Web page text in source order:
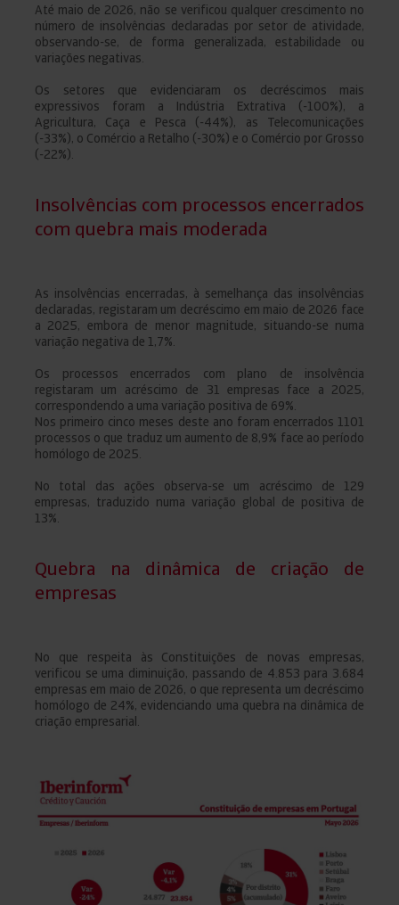
Até maio de 2026, não se verificou qualquer crescimento no
número de insolvências declaradas por setor de atividade,
observando-se, de forma generalizada, estabilidade ou
variações negativas.
Os setores que evidenciaram os decréscimos mais
expressivos foram a Indústria Extrativa (-100%), a
Agricultura, Caça e Pesca (-44%), as Telecomunicações
(-33%), o Comércio a Retalho (-30%) e o Comércio por Grosso
(-22%).
Insolvências com processos encerrados
com quebra mais moderada
As insolvências encerradas, à semelhança das insolvências
declaradas, registaram um decréscimo em maio de 2026 face
a 2025, embora de menor magnitude, situando-se numa
variação negativa de 1,7%.
Os processos encerrados com plano de insolvência
registaram um acréscimo de 31 empresas face a 2025,
correspondendo a uma variação positiva de 69%.
Nos primeiro cinco meses deste ano foram encerrados 1101
processos o que traduz um aumento de 8,9% face ao período
homólogo de 2025.
No total das ações observa-se um acréscimo de 129
empresas, traduzido numa variação global de positiva de
13%.
Quebra na dinâmica de criação de
empresas
No que respeita às Constituições de novas empresas,
verificou se uma diminuição, passando de 4.853 para 3.684
empresas em maio de 2026, o que representa um decréscimo
homólogo de 24%, evidenciando uma quebra na dinâmica de
criação empresarial.